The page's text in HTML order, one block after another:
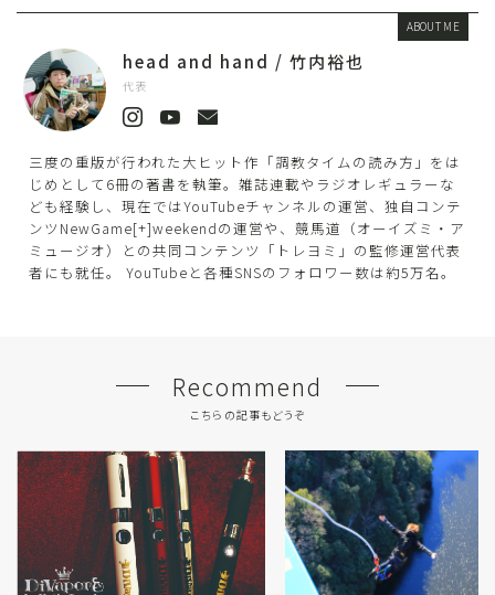
ABOUT ME
head and hand / 竹内裕也
代表
三度の重版が行われた大ヒット作「調教タイムの読み方」をは
じめとして6冊の著書を執筆。雑誌連載やラジオレギュラーな
ども経験し、現在ではYouTubeチャンネルの運営、独自コンテ
ンツNewGame[+]weekendの運営や、競馬道（オーイズミ・ア
ミュージオ）との共同コンテンツ「トレヨミ」の監修運営代表
者にも就任。 YouTubeと各種SNSのフォロワー数は約5万名。
Recommend
こちらの記事もどうぞ